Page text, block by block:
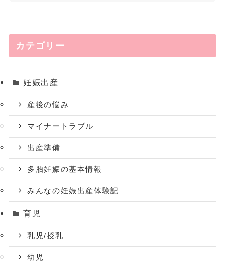
カテゴリー
妊娠出産
産後の悩み
マイナートラブル
出産準備
多胎妊娠の基本情報
みんなの妊娠出産体験記
育児
乳児/授乳
幼児